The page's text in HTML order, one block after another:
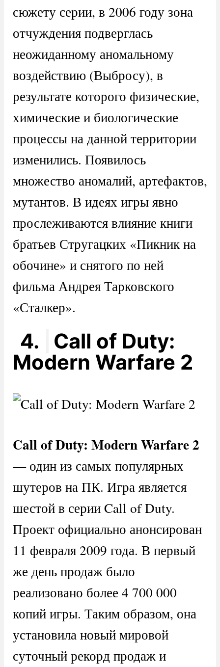
сюжету серии, в 2006 году зона
отчуждения подверглась
неожиданному аномальному
воздействию (Выбросу), в
результате которого физические,
химические и биологические
процессы на данной территории
изменились. Появилось
множество аномалий, артефактов,
мутантов. В идеях игры явно
прослеживаются влияние книги
братьев Стругацких «Пикник на
обочине» и снятого по ней
фильма Андрея Тарковского
«Сталкер».
4.
Call of Duty:
Modern Warfare 2
Call ofDuty: ModernWarfare2
— один из самых популярных
шутеров на ПК. Игра является
шестой в серии Call of Duty.
Проект официально анонсирован
11 февраля 2009 года. В первый
же день продаж было
реализовано более 4 700 000
копий игры. Таким образом, она
установила новый мировой
суточный рекорд продаж и